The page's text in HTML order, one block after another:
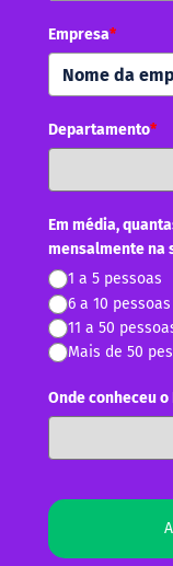
Empresa*
Departamento*
Em média,
mensalmente na
1 a 5 pessoas
6 a 10 pessoas
11 a 50
Mais de 50
Onde conheceu o